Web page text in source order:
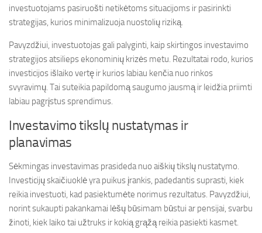
investuotojams pasiruošti netikėtoms situacijoms ir pasirinkti
strategijas, kurios minimalizuoja nuostolių riziką.
Pavyzdžiui, investuotojas gali palyginti, kaip skirtingos investavimo
strategijos atsilieps ekonominių krizės metu. Rezultatai rodo, kurios
investicijos išlaiko vertę ir kurios labiau kenčia nuo rinkos
svyravimų. Tai suteikia papildomą saugumo jausmą ir leidžia priimti
labiau pagrįstus sprendimus.
Investavimo tikslų nustatymas ir
planavimas
Sėkmingas investavimas prasideda nuo aiškių tikslų nustatymo.
Investicijų skaičiuoklė yra puikus įrankis, padedantis suprasti, kiek
reikia investuoti, kad pasiektumėte norimus rezultatus. Pavyzdžiui,
norint sukaupti pakankamai lėšų būsimam būstui ar pensijai, svarbu
žinoti, kiek laiko tai užtruks ir kokią grąžą reikia pasiekti kasmet.